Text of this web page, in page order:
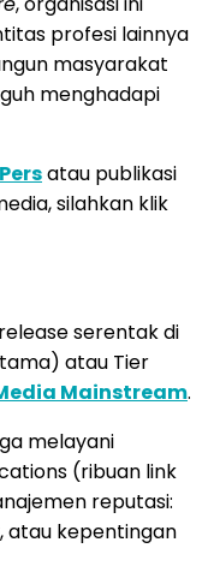
profesi lainnya
masyarakat
menghadapi
atau publikasi
silahkan klik
serentak di
atau Tier
Mainstream.
melayani
(ribuan link
reputasi:
atau kepentingan